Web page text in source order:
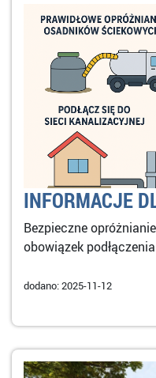
INFORMACJE
Bezpieczne
obowiązek
dodano: 2025-11-12